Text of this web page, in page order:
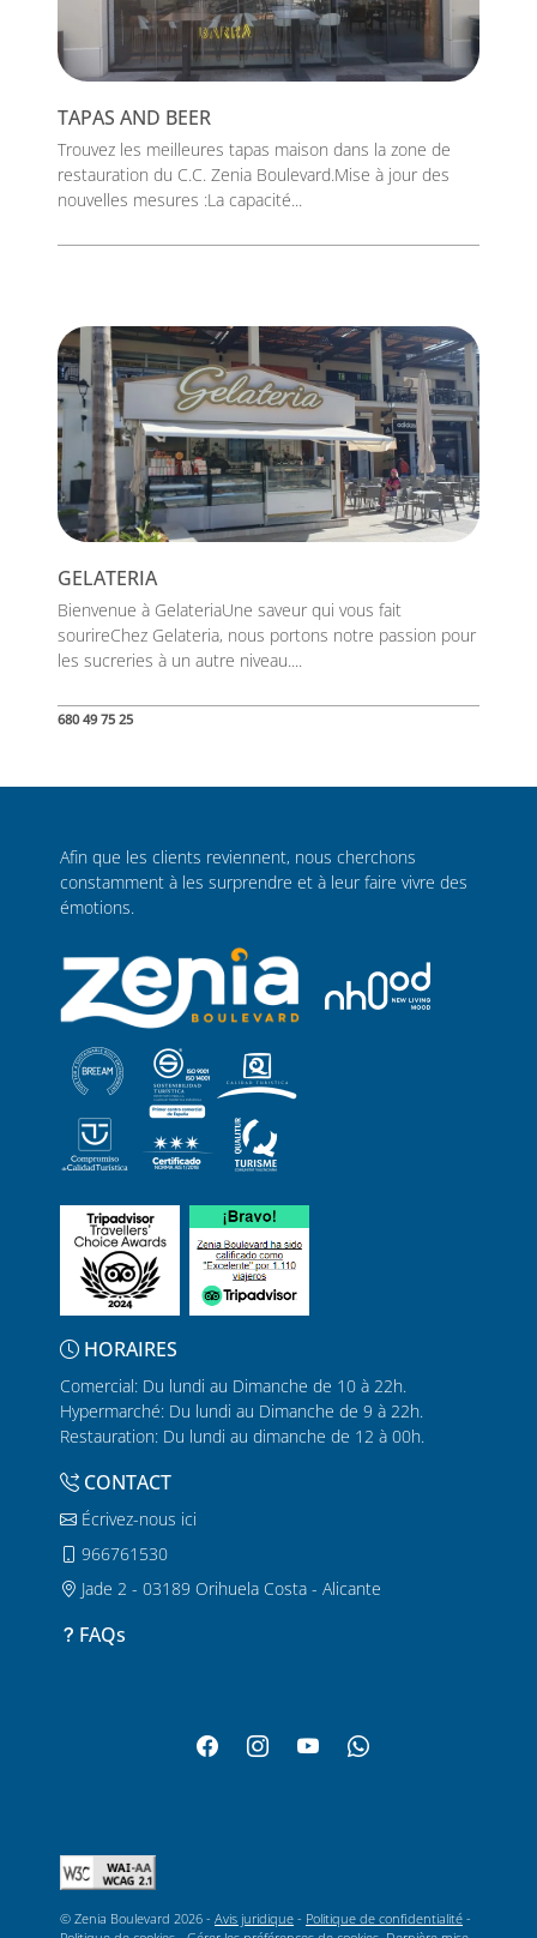
TAPAS AND BEER
Trouvez les meilleures tapas maison dans la zone de
restauration du C.C. Zenia Boulevard.Mise à jour des
nouvelles mesures :La capacité...
GELATERIA
Bienvenue à GelateriaUne saveur qui vous fait
sourireChez Gelateria, nous portons notre passion pour
les sucreries à un autre niveau....
680 49 75 25
Afin que les clients reviennent, nous cherchons
constamment à les surprendre et à leur faire vivre des
émotions.
HORAIRES
Comercial: Du lundi au Dimanche de 10 à 22h.
Hypermarché: Du lundi au Dimanche de 9 à 22h.
Restauration: Du lundi au dimanche de 12 à 00h.
CONTACT
Écrivez-nous ici
966761530
Jade 2 - 03189 Orihuela Costa - Alicante
FAQs
© Zenia Boulevard 2026 - Avis juridique - Politique de confidentialité -